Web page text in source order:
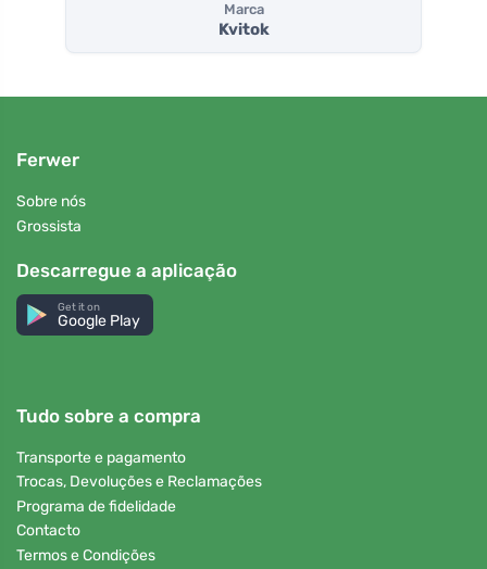
Marca
Kvitok
Ferwer
Sobre nós
Grossista
Descarregue a aplicação
Get it on
Google Play
Tudo sobre a compra
Transporte e pagamento
Trocas, Devoluções e Reclamações
Programa de fidelidade
Contacto
Termos e Condições